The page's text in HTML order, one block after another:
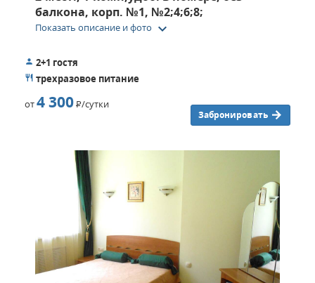
балкона, корп. №1, №2;4;6;8;
Показать описание и фото keyboard_arrow_down
2+1 гостя
трехразовое питание
от4 300Р/сутки
Забронировать